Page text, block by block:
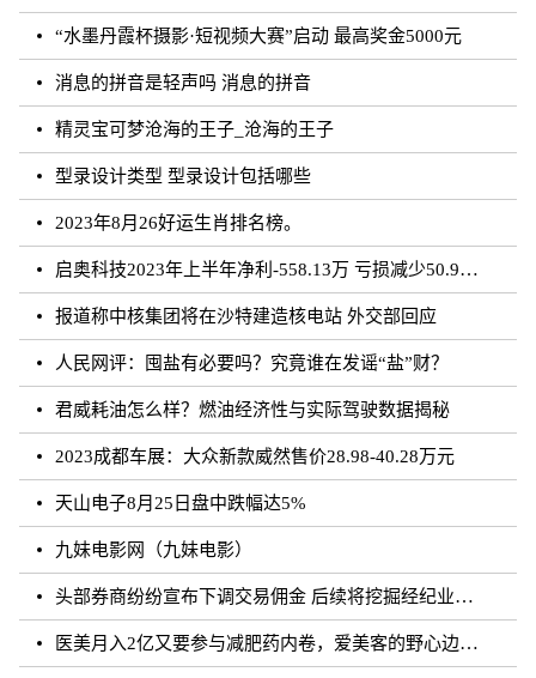
“水墨丹霞杯摄影·短视频大赛”启动 最高奖金5000元
消息的拼音是轻声吗 消息的拼音
精灵宝可梦沧海的王子_沧海的王子
型录设计类型 型录设计包括哪些
2023年8月26好运生肖排名榜。
启奥科技2023年上半年净利-558.13万 亏损减少50.91%
报道称中核集团将在沙特建造核电站 外交部回应
人民网评：囤盐有必要吗？究竟谁在发谣“盐”财？
君威耗油怎么样？燃油经济性与实际驾驶数据揭秘
2023成都车展：大众新款威然售价28.98-40.28万元
天山电子8月25日盘中跌幅达5%
九妹电影网（九妹电影）
头部券商纷纷宣布下调交易佣金 后续将挖掘经纪业务佣金降费潜力
医美月入2亿又要参与减肥药内卷，爱美客的野心边界在哪？